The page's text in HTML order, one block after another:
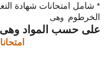
الخرطوم وهى
على حسب المواد وهى
امتحانات